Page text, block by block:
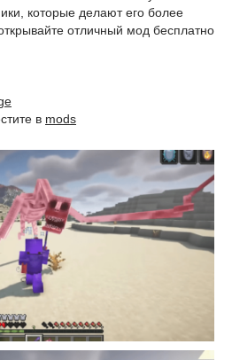
которые делают его более
отличный мод бесплатно
в mods